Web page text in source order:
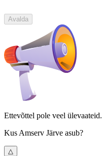
Avalda
Ettevõttel pole veel ülevaateid.
Kus Amserv Järve asub?
△